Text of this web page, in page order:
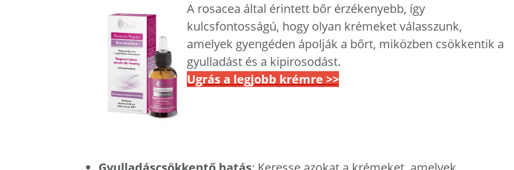
A rosacea által érintett bőr érzékenyebb, így
kulcsfontosságú, hogy olyan krémeket válasszunk,
amelyek gyengéden ápolják a bőrt, miközben csökkentik a
gyulladást és a kipirosodást.
Ugrás a legjobb krémre >>